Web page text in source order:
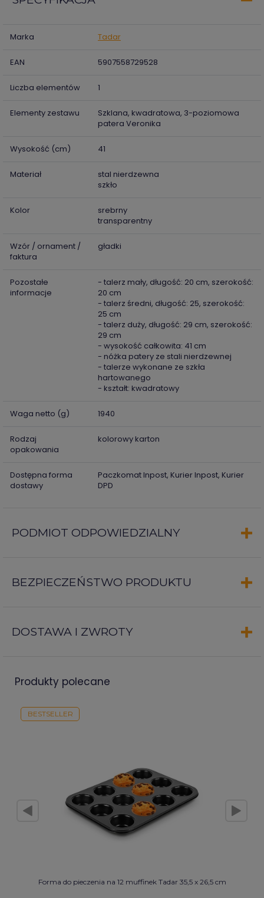
Marka Tadar
EAN 5907558729528
Liczba elementów 1
Elementy zestawu
Szklana, kwadratowa, 3-poziomowa
patera Veronika
Wysokość (cm) 41
Materiał
stal nierdzewna
szkło
Kolor
srebrny
transparentny
Wzór / ornament /
faktura
gładki
Pozostałe
informacje
- talerz mały, długość: 20 cm, szerokość:
20 cm
- talerz średni, długość: 25, szerokość:
25 cm
- talerz duży, długość: 29 cm, szerokość:
29 cm
- wysokość całkowita: 41 cm
- nóżka patery ze stali nierdzewnej
- talerze wykonane ze szkła
hartowanego
- kształt: kwadratowy
Waga netto (g) 1940
Rodzaj
opakowania
kolorowy karton
Dostępna forma
dostawy
Paczkomat Inpost, Kurier Inpost, Kurier
DPD
PODMIOT ODPOWIEDZIALNY
BEZPIECZEŃSTWO PRODUKTU
DOSTAWA I ZWROTY
produkty polecane
BESTSELLER
Forma do pieczenia na 12 muffinek Tadar 35,5 x 26,5 cm